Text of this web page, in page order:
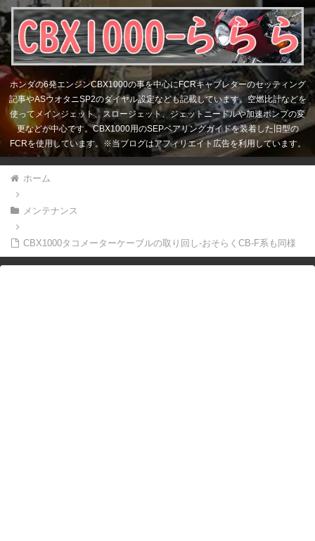
ホンダの6発エンジンCBX1000の事を中心にFCRキャブレターのセッティング
記事やASウオタニSP2のダイヤル設定なども記載しています。空燃比計などを
使ってメインジェット、スロージェット、ジェットニードルや加速ポンプの変
更などが中心です。CBX1000用のSEPベアリングガイドを装着した旧型の
FCRを使用しています。※当ブログはアフィリエイト広告を利用しています。
ホーム
メンテナンス
CBX1000タコメーターケーブルの取り回し-おそらくCB-F系も同様